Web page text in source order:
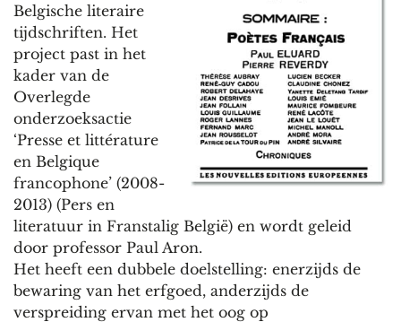
Belgische literaire
tijdschriften. Het
project past in het
kader van de
Overlegde
onderzoeksactie
‘Presse et littérature
en Belgique
francophone’ (2008-
2013) (Pers en
literatuur in Franstalig België) en wordt geleid
door professor Paul Aron.
Het heeft een dubbele doelstelling: enerzijds de
bewaring van het erfgoed, anderzijds de
verspreiding ervan met het oog op